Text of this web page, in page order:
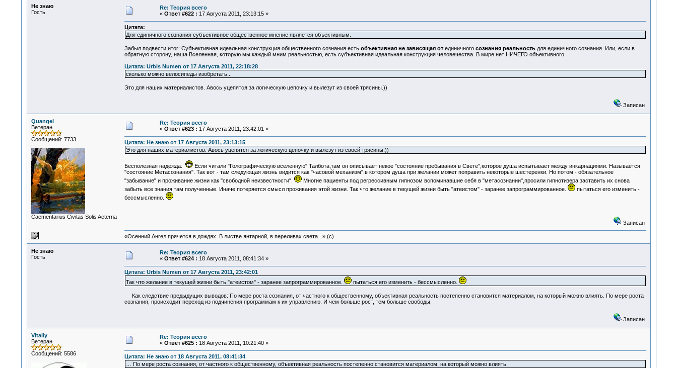
Не знаю
Гость
Re: Теория всего
« Ответ #622 : 17 Августа 2011, 23:13:15 »
Цитата:
Для единичного сознания субъективное общественное мнение является объективным.
Забыл подвести итог: Субъективная идеальная конструкция общественного сознания есть объективная не зависящая от единичного сознания реальностьдля единичного сознания. Или, если в
обратную сторону, наша Вселенная, которую мы каждый мним реальностью, есть субъективная идеальная конструкция человечества. В мире нет НИЧЕГО объективного.
Цитата: Urbis Numen от 17 Августа 2011, 22:18:28
сколько можно велосипеды изобретать...
Это для наших материалистов. Авось уцепятся за логическую цепочку и вылезут из своей трясины.))
Записан
Quangel
Ветеран
Сообщений: 7733
Сaementarius Civitas Solis Aeterna
Re: Теория всего
« Ответ #623 : 17 Августа 2011, 23:42:01 »
Цитата: Не знаю от 17 Августа 2011, 23:13:15
Это для наших материалистов. Авось уцепятся за логическую цепочку и вылезут из своей трясины.))
Бесполезная надежда.
Если читали "Голографическую вселенную" Талбота,там он описывает некое "состояние пребывания в Свете",которое душа испытывает между инкарнациями. Называется
"состояние Метасознания". Так вот - там следующая жизнь видится как "часовой механизм",в котором душа при желании может поправить некоторые шестеренки. Но потом - обязательное
"забывание" и проживание жизни как "свободной неизвестности".
Многие пациенты под регрессивным гипнозом вспоминавшие себя в "метасознании",просили гипнотизера заставить их снова
забыть все знания,там полученные. Иначе потеряется смысл проживания этой жизни. Так что желание в текущей жизни быть "атеистом" - заранее запрограммированное.
пытаться его изменить -
бессмысленно.
Записан
«Осенний Ангел прячется в дождях. В листве янтарной, в переливах света...» (c)
Не знаю
Гость
Re: Теория всего
« Ответ #624 : 18 Августа 2011, 08:41:34 »
Цитата: Urbis Numen от 17 Августа 2011, 23:42:01
Так что желание в текущей жизни быть "атеистом" - заранее запрограммированное.
пытаться его изменить - бессмысленно.
Как следствие предыдущих выводов: По мере роста сознания, от частного к общественному, объективная реальность постепенно становится материалом, на который можно влиять. По мере роста
сознания, происходит переход из подчинения программам к их управлению. И чем больше рост, тем больше свободы.
Записан
Vitaliy
Ветеран
Сообщений: 5586
Re: Теория всего
« Ответ #625 : 18 Августа 2011, 10:21:40 »
Цитата: Не знаю от 18 Августа 2011, 08:41:34
… По мере роста сознания, от частного к общественному, объективная реальность постепенно становится материалом, на который можно влиять.